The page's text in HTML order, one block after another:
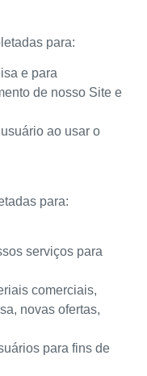
para:
e para
de nosso Site e
ao usar o
para:
serviços para
comerciais,
novas ofertas,
para fins de